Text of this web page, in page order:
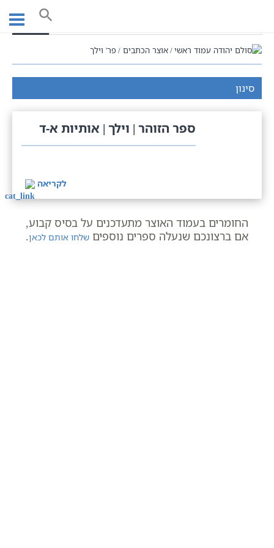
content
חיפוש
עמוד ראשי אוצר הכתבים פר' וילך
ספר הזוהר | וילך | אותיות א-ד
לקריאה
החומרים בעמוד האוצר מתעדכנים על בסיס קבוע,
אם ברצונכם שנעלה ספרים נוספים שלחו אותם לכאן.
סינון